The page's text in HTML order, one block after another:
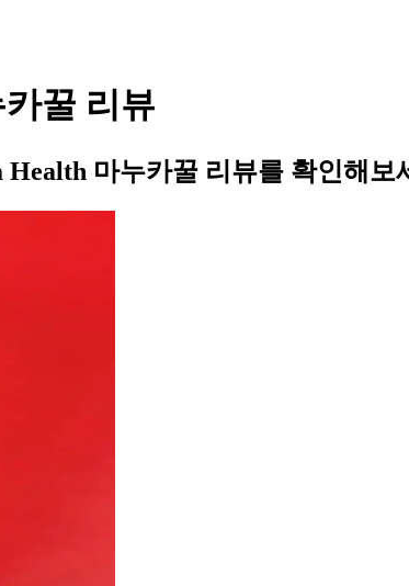
꿀 리뷰
마누카꿀 리뷰를 확인해보